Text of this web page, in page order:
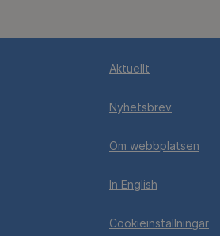
Aktuellt
Nyhetsbrev
Om webbplatsen
In English
Cookieinställningar